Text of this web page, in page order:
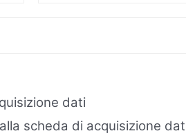
dati
scheda di acquisizione